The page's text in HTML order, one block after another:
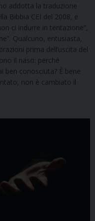
addotta la traduzione
Bibbia CEI del 2008, e
ci indurre in tentazione”,
Qualcuno, entusiasta,
prima dell’uscita del
il naso: perché
ben conosciuta? È bene
non è cambiato il